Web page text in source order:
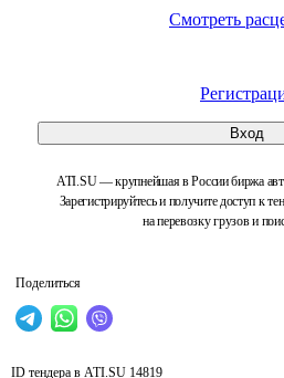
Смотреть
Вход
ATI.SU — крупнейшая в России биржа
Зарегистрируйтесь и получите доступ к
на перевозку грузов и
Поделиться
ID тендера в ATI.SU 14819